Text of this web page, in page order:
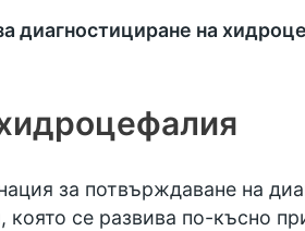
диагностициране на
за потвърждаване на
се развива по-късно